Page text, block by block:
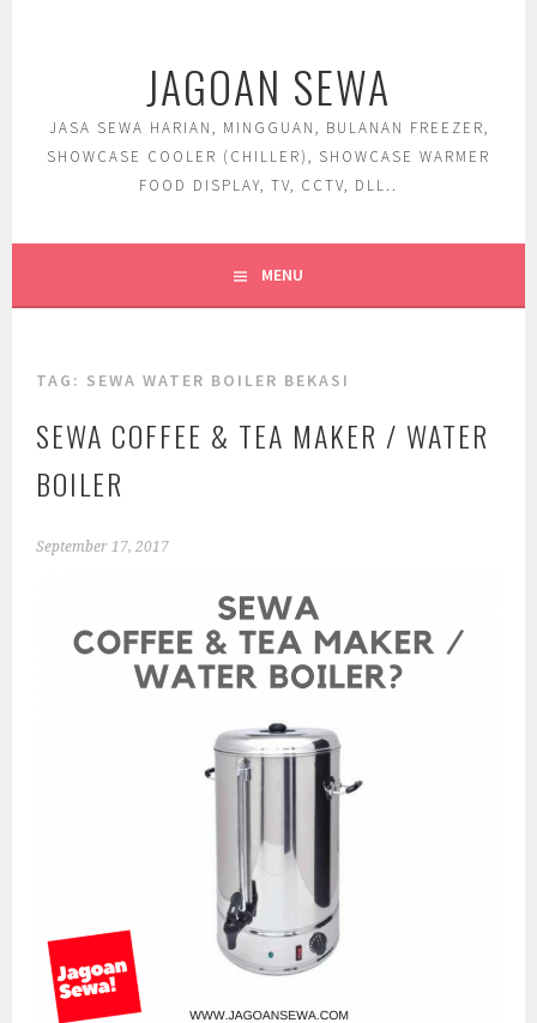
JAGOAN SEWA
JASA SEWA HARIAN, MINGGUAN, BULANAN FREEZER,
SHOWCASE COOLER (CHILLER), SHOWCASE WARMER
FOOD DISPLAY, TV, CCTV, DLL..
MENU
TAG: SEWA WATER BOILER BEKASI
SEWA COFFEE & TEA MAKER / WATER
BOILER
September 17, 2017